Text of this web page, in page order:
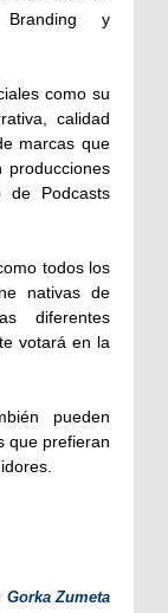
y
como su
calidad
marcas que
producciones
de Podcasts
todos los
nativas de
diferentes
votará en la
pueden
que prefieran
Gorka Zumeta